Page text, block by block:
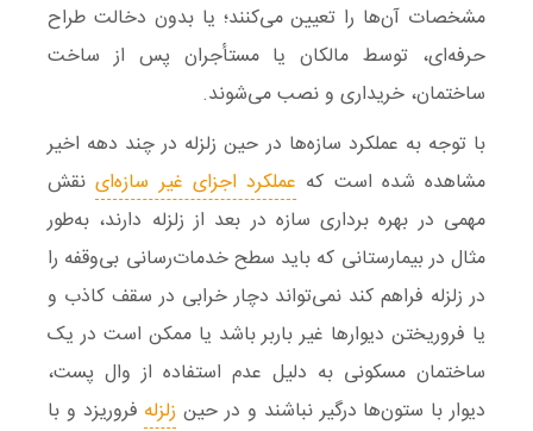
مشخصات آن‌ها را تعیین می‌کنند؛ یا بدون دخالت طراح
حرفه‌ای، توسط مالکان یا مستأجران پس از ساخت
ساختمان، خریداری و نصب می‌شوند.
با توجه به عملکرد سازه‌ها در حین زلزله در چند دهه اخیر
مشاهده‌ شده است که عملکرد اجزای غیر سازه‌اینقش
مهمی در بهره‌ برداری سازه در بعد از زلزله دارند، به‌طور
مثال در بیمارستانی که باید سطح خدمات‌رسانی بی‌وقفه را
در زلزله فراهم کند نمی‌تواند دچار خرابی در سقف کاذب و
یا فروریختن دیوارها غیر باربر باشد یا ممکن است در یک
ساختمان مسکونی به دلیل عدم استفاده از وال پست،
دیوار با ستون‌ها درگیر نباشند و در حین زلزله فروریزد و با